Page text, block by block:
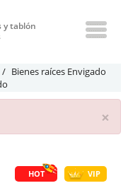
y tablón
Bienes raíces Envigado
×
HOT VIP